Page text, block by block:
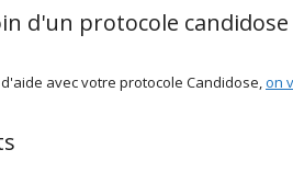
d'un protocole candidose
avec votre protocole Candidose, on